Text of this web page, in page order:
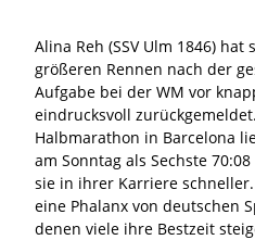
Alina Reh (SSV Ulm 1846)
größeren Rennen nach der
Aufgabe bei der WM vor
eindrucksvoll
Halbmarathon in Barcelona
am Sonntag als Sechste
sie in ihrer Karriere
eine Phalanx von deutschen
denen viele ihre Bestzeit